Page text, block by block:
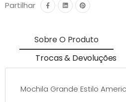
Partilhar
Sobre O Produto
Trocas & Devoluções
Mochila Grande Estilo